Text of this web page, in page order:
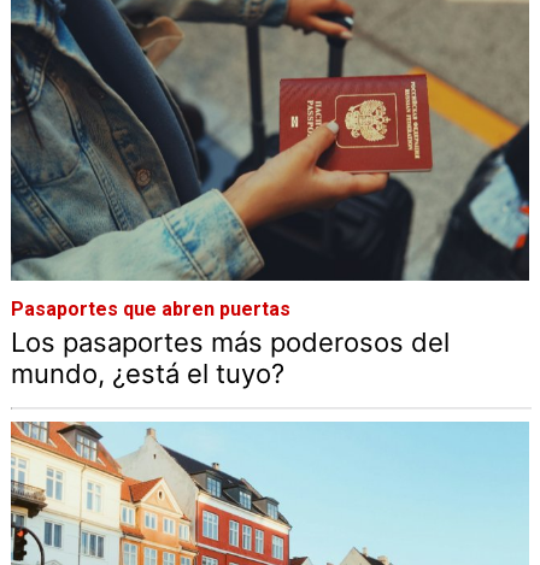
Pasaportes que abren puertas
Los pasaportes más poderosos del
mundo, ¿está el tuyo?